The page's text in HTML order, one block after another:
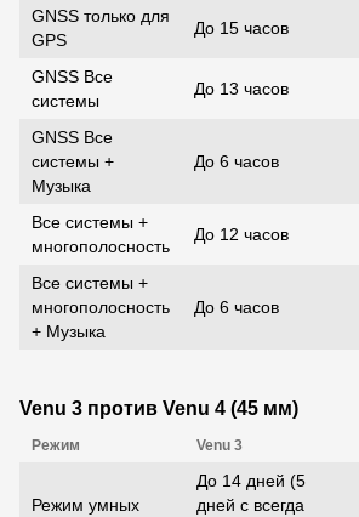
GNSS только для
GPS
До 15 часов
GNSS Все
системы
До 13 часов
GNSS Все
системы +
Музыка
До 6 часов
Все системы +
многополосность
До 12 часов
Все системы +
многополосность
+ Музыка
До 6 часов
Venu 3 против Venu 4 (45 мм)
Режим Venu 3
Режим умных
До 14 дней (5
дней с всегда